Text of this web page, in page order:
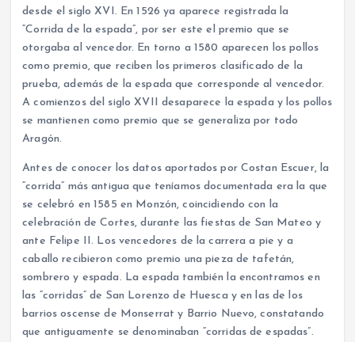
desde el siglo XVI. En 1526 ya aparece registrada la
“Corrida de la espada”, por ser este el premio que se
otorgaba al vencedor. En torno a 1580 aparecen los pollos
como premio, que reciben los primeros clasificado de la
prueba, además de la espada que corresponde al vencedor.
A comienzos del siglo XVII desaparece la espada y los pollos
se mantienen como premio que se generaliza por todo
Aragón.
Antes de conocer los datos aportados por Costan Escuer, la
“corrida” más antigua que teníamos documentada era la que
se celebró en 1585 en Monzón, coincidiendo con la
celebración de Cortes, durante las fiestas de San Mateo y
ante Felipe II. Los vencedores de la carrera a pie y a
caballo recibieron como premio una pieza de tafetán,
sombrero y espada. La espada también la encontramos en
las “corridas” de San Lorenzo de Huesca y en las de los
barrios oscense de Monserrat y Barrio Nuevo, constatando
que antiguamente se denominaban “corridas de espadas”.